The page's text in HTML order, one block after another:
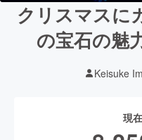
クリスマスに
の宝石の魅
Keisuke
現